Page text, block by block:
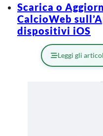
Scarica o
CalcioWeb
dispositivi iOS
Leggi gli